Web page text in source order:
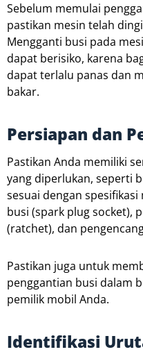
Sebelum memulai
pastikan mesin telah
Mengganti busi pada
dapat berisiko, karena
dapat terlalu panas dan
bakar.
Persiapan dan
Pastikan Anda memiliki
yang diperlukan, seperti
sesuai dengan
busi (spark plug socket),
(ratchet), dan
Pastikan juga untuk
penggantian busi dalam
pemilik mobil Anda.
Identifikasi